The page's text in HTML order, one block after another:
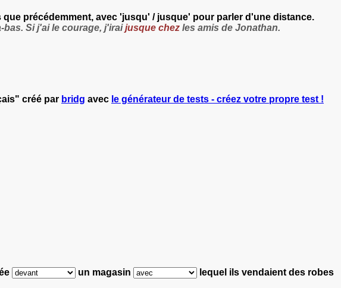
précédemment, avec 'jusqu' / jusque' pour parler d'une distance.
bas. Si j'ai le courage, j'irai jusque chez les amis de Jonathan.
créé par bridg avec le générateur de tests - créez votre propre test !
un magasin
lequel ils vendaient des robes